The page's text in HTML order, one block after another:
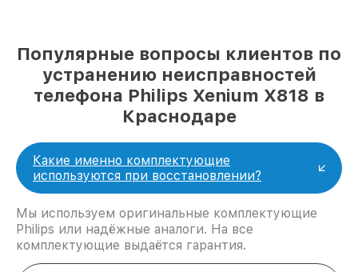
Популярные вопросы клиентов по
устранению неисправностей
телефона Philips Xenium X818 в
Краснодаре
Какие именно комплектующие
используются при восстановлении?
Мы используем оригинальные комплектующие
Philips или надёжные аналоги. На все
комплектующие выдаётся гарантия.